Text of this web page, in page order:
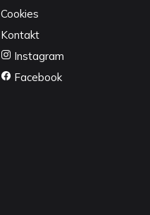
Cookies
Kontakt
Instagram
Facebook